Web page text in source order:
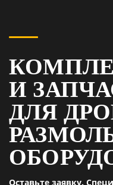
И
ДЛЯ
Оставьте заявку.